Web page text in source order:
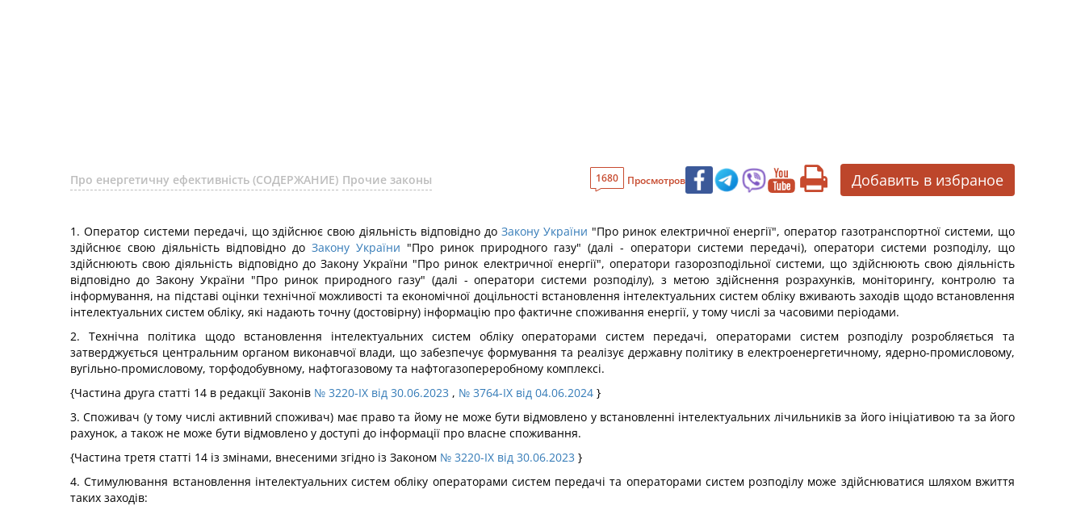
Про енергетичну ефективність (СОДЕРЖАНИЕ) Прочие законы 1680 Просмотров Добавить в избраное
1. Оператор системи передачі, що здійснює свою діяльність відповідно до Закону України "Про ринок електричної енергії", оператор газотранспортної системи, що
здійснює свою діяльність відповідно до Закону України "Про ринок природного газу" (далі - оператори системи передачі), оператори системи розподілу, що
здійснюють свою діяльність відповідно до Закону України "Про ринок електричної енергії", оператори газорозподільної системи, що здійснюють свою діяльність
відповідно до Закону України "Про ринок природного газу" (далі - оператори системи розподілу), з метою здійснення розрахунків, моніторингу, контролю та
інформування, на підставі оцінки технічної можливості та економічної доцільності встановлення інтелектуальних систем обліку вживають заходів щодо встановлення
інтелектуальних систем обліку, які надають точну (достовірну) інформацію про фактичне споживання енергії, у тому числі за часовими періодами.
2. Технічна політика щодо встановлення інтелектуальних систем обліку операторами систем передачі, операторами систем розподілу розробляється та
затверджується центральним органом виконавчої влади, що забезпечує формування та реалізує державну політику в електроенергетичному, ядерно-промисловому,
вугільно-промисловому, торфодобувному, нафтогазовому та нафтогазопереробному комплексі.
{Частина друга статті 14 в редакції Законів № 3220-IX від 30.06.2023 , № 3764-IX від 04.06.2024 }
3. Споживач (у тому числі активний споживач) має право та йому не може бути відмовлено у встановленні інтелектуальних лічильників за його ініціативою та за його
рахунок, а також не може бути відмовлено у доступі до інформації про власне споживання.
{Частина третя статті 14 із змінами, внесеними згідно із Законом № 3220-IX від 30.06.2023 }
4. Стимулювання встановлення інтелектуальних систем обліку операторами систем передачі та операторами систем розподілу може здійснюватися шляхом вжиття
таких заходів: